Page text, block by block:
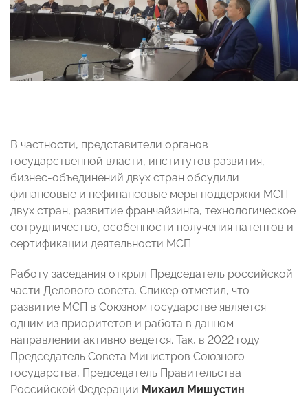
В частности, представители органов
государственной власти, институтов развития,
бизнес-объединений двух стран обсудили
финансовые и нефинансовые меры поддержки МСП
двух стран, развитие франчайзинга, технологическое
сотрудничество, особенности получения патентов и
сертификации деятельности МСП.
Работу заседания открыл Председатель российской
части Делового совета. Спикер отметил, что
развитие МСП в Союзном государстве является
одним из приоритетов и работа в данном
направлении активно ведется. Так, в 2022 году
Председатель Совета Министров Союзного
государства, Председатель Правительства
Российской Федерации Михаил Мишустин